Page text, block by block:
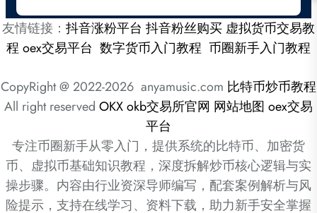
友情链接： 抖音涨粉平台 抖音粉丝购买虚拟货币交易教
程oex交易平台 数字货币入门教程 币圈新手入门教程
CopyRight @ 2022-2026 anyamusic.com 比特币炒币教程
All right reserved OKXokb交易所官网 网站地图 oex交易
平台
专注币圈新手从零入门，提供系统的比特币、加密货
币、虚拟币基础知识教程，深度拆解炒币核心逻辑与实
操步骤。内容由行业资深导师编写，配套案例解析与风
险提示，支持在线学习、资料下载，助力新手安全掌握